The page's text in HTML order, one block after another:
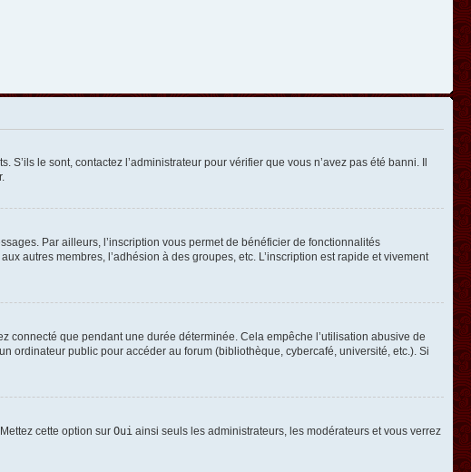
le sont, contactez l’administrateur pour vérifier que vous n’avez pas été banni. Il
Par ailleurs, l’inscription vous permet de bénéficier de fonctionnalités
autres membres, l’adhésion à des groupes, etc. L’inscription est rapide et vivement
connecté que pendant une durée déterminée. Cela empêche l’utilisation abusive de
ordinateur public pour accéder au forum (bibliothèque, cybercafé, université, etc.). Si
. Mettez cette option sur Oui ainsi seuls les administrateurs, les modérateurs et vous verrez